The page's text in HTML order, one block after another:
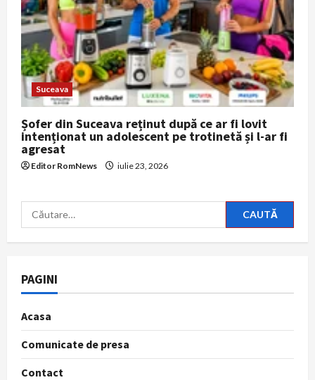
Suceava
Șofer din Suceava reținut după ce ar fi lovit
intenționat un adolescent pe trotinetă și l-ar fi
agresat
Editor RomNews iulie 23, 2026
Caută
după:
PAGINI
Acasa
Comunicate de presa
Contact